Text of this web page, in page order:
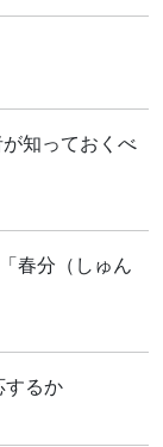
知っておくべ
春分（しゅん
するか